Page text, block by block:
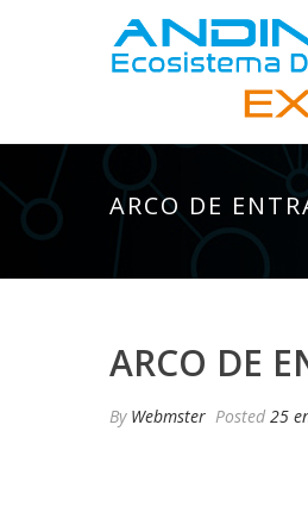
ARCO DE
ARCO DE
By Webmster Posted 25